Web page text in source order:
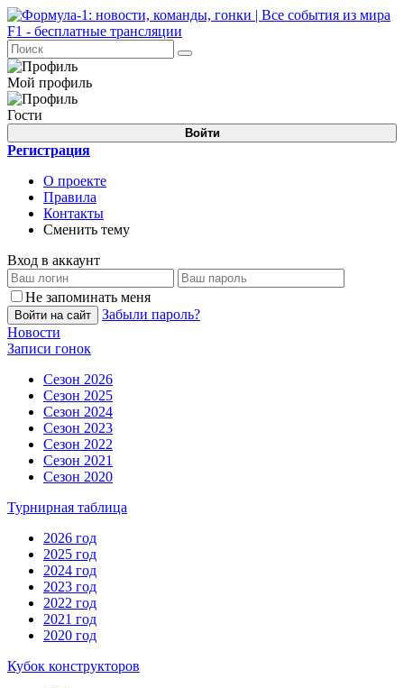
Мой профиль
Гости
Войти
Регистрация
О проекте
Правила
Контакты
Сменить тему
Вход в аккаунт
Не запоминать меня
Войти на сайт
Забыли пароль?
Новости
Записи гонок
Сезон 2026
Сезон 2025
Сезон 2024
Сезон 2023
Сезон 2022
Сезон 2021
Сезон 2020
Турнирная таблица
2026 год
2025 год
2024 год
2023 год
2022 год
2021 год
2020 год
Кубок конструкторов